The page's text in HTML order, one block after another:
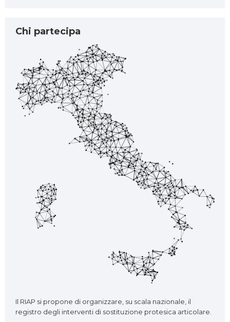
Chi partecipa
Il RIAP si propone di organizzare, su scala nazionale, il
registro degli interventi di sostituzione protesica articolare.